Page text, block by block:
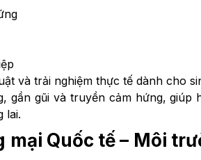
và trải nghiệm thực tế dành cho
gần gũi và truyền cảm hứng, giúp
lai.
mại Quốc tế – Môi